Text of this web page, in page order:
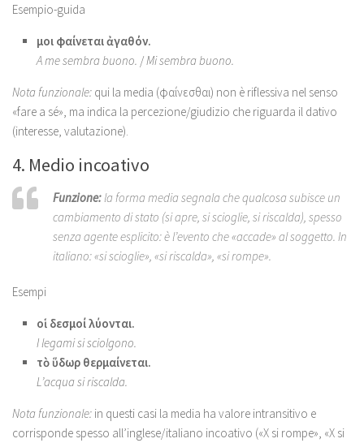
Esempio-guida
μοι φαίνεται ἀγαθόν.
A me sembra buono. /Mi sembra buono.
Nota funzionale: qui la media (φαίνεσθαι) non è riflessiva nel senso
«fare a sé», ma indica la percezione/giudizio che riguarda il dativo
(interesse, valutazione).
4. Medio incoativo
Funzione:la forma media segnala che qualcosasubisce un
cambiamento di stato (si apre, si scioglie, si riscalda), spesso
senza agente esplicito: è l’evento che «accade» al soggetto. In
italiano: «si scioglie», «si riscalda», «si rompe».
Esempi
οἱ δεσμοί λύονται.
I legami si sciolgono.
τὸ ὕδωρ θερμαίνεται.
L’acqua si riscalda.
Nota funzionale: in questi casi la media ha valore intransitivo e
corrisponde spesso all’inglese/italiano incoativo («X si rompe», «X si